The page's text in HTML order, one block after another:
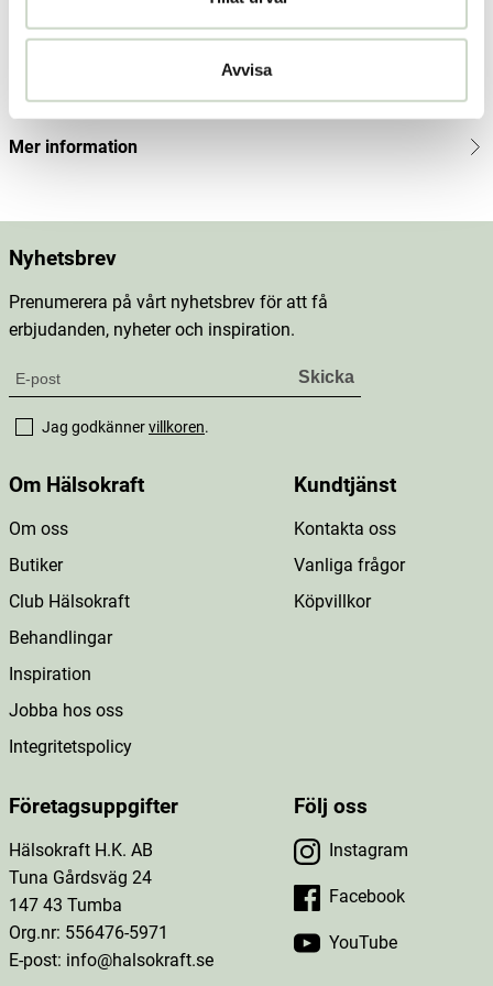
Avvisa
Innehåll
Dosering & användning
Mer information
Nyhetsbrev
Prenumerera på vårt nyhetsbrev för att få
erbjudanden, nyheter och inspiration.
Jag godkännervillkoren.
Om Hälsokraft
Om oss
Butiker
Club Hälsokraft
Behandlingar
Inspiration
Jobba hos oss
Integritetspolicy
Kundtjänst
Kontakta oss
Vanliga frågor
Köpvillkor
Företagsuppgifter
Hälsokraft H.K. AB
Tuna Gårdsväg 24
147 43 Tumba
Org.nr: 556476-5971
E-post: info@halsokraft.se
Följ oss
Instagram
Facebook
YouTube